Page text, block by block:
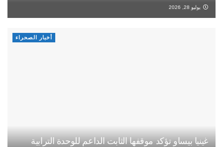
يوليو 28, 2026
أخبار الصحراء
غينيا بيساو تؤكد موقفها الثابت الداعم للوحدة الترابية